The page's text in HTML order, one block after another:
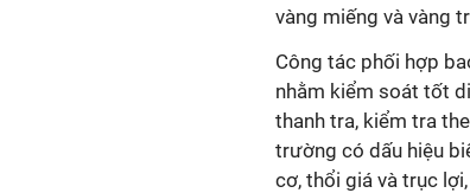
vàng miếng và vàng
Công tác phối hợp
nhằm kiểm soát tốt
thanh tra, kiểm tra
trường có dấu hiệu
cơ, thổi giá và trục